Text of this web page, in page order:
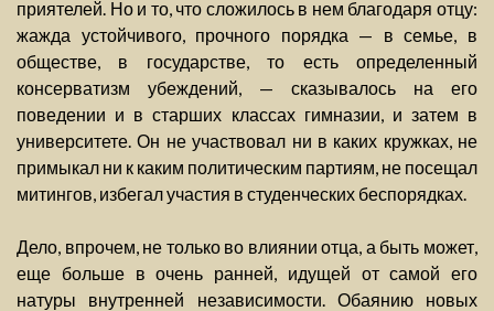
приятелей. Но и то, что сложилось в нем благодаря отцу:
жажда устойчивого, прочного порядка — в семье, в
обществе, в государстве, то есть определенный
консерватизм убеждений, — сказывалось на его
поведении и в старших классах гимназии, и затем в
университете. Он не участвовал ни в каких кружках, не
примыкал ни к каким политическим партиям, не посещал
митингов, избегал участия в студенческих беспорядках.
Дело, впрочем, не только во влиянии отца, а быть может,
еще больше в очень ранней, идущей от самой его
натуры внутренней независимости. Обаянию новых